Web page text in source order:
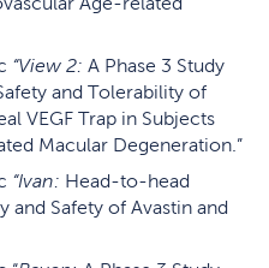
“View 2: A Phase 3 Study
and Tolerability of
VEGF Trap in Subjects
Macular Degeneration.”
“Ivan: Head-to-head
and Safety of Avastin and